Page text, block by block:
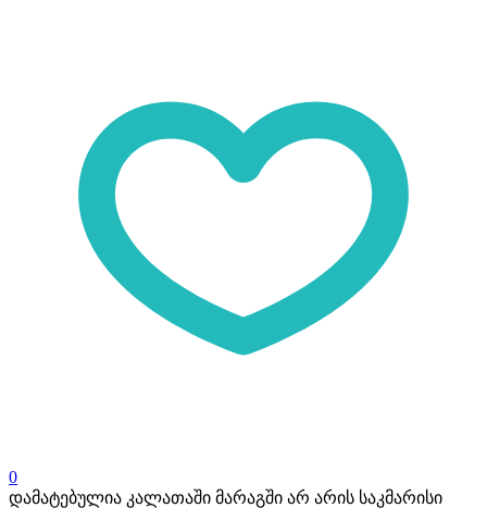
0
დამატებულია კალათაში მარაგში არ არის საკმარისი